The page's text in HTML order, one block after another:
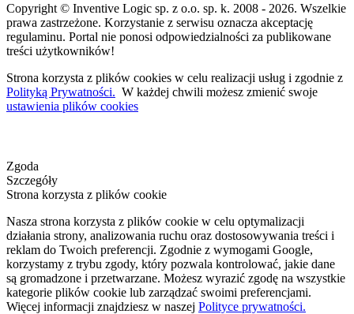
Copyright © Inventive Logic sp. z o.o. sp. k. 2008 - 2026. Wszelkie
prawa zastrzeżone. Korzystanie z serwisu oznacza akceptację
regulaminu. Portal nie ponosi odpowiedzialności za publikowane
treści użytkowników!
Strona korzysta z plików cookies w celu realizacji usług i zgodnie z
Polityką Prywatności. W każdej chwili możesz zmienić swoje
ustawienia plików cookies
Zgoda
Szczegóły
Strona korzysta z plików cookie
Nasza strona korzysta z plików cookie w celu optymalizacji
działania strony, analizowania ruchu oraz dostosowywania treści i
reklam do Twoich preferencji. Zgodnie z wymogami Google,
korzystamy z trybu zgody, który pozwala kontrolować, jakie dane
są gromadzone i przetwarzane. Możesz wyrazić zgodę na wszystkie
kategorie plików cookie lub zarządzać swoimi preferencjami.
Więcej informacji znajdziesz w naszej Polityce prywatności.